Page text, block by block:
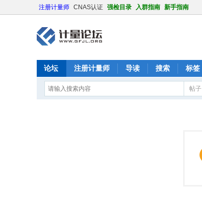
注册计量师 CNAS认证 强检目录 入群指南 新手指南
论坛 注册计量师 导读 搜索 标签
帖子